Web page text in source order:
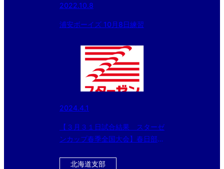
2022.10.8
浦安ボーイズ 10月8日練習
2024.4.1
【３月３１日試合結果 スターゼ
ンカップ春季全国大会】春日部ボ
ーイズ（小学部）が優勝！！
北海道支部